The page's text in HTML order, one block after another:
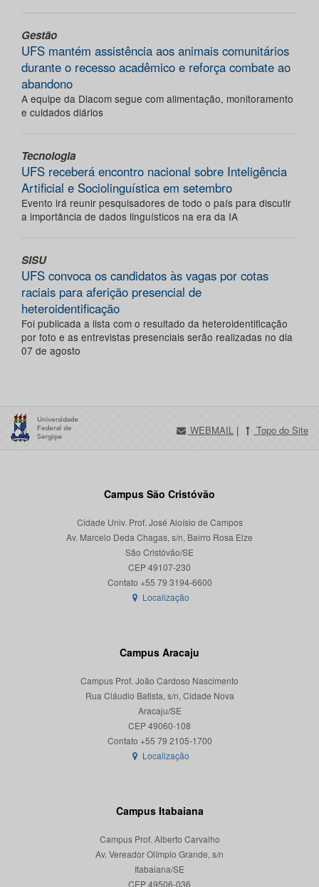
Gestão
UFS mantém assistência aos animais comunitários
durante o recesso acadêmico e reforça combate ao
abandono
A equipe da Diacom segue com alimentação, monitoramento
e cuidados diários
Tecnologia
UFS receberá encontro nacional sobre Inteligência
Artificial e Sociolinguística em setembro
Evento irá reunir pesquisadores de todo o país para discutir
a importância de dados linguísticos na era da IA
SISU
UFS convoca os candidatos às vagas por cotas
raciais para aferição presencial de
heteroidentificação
Foi publicada a lista com o resultado da heteroidentificação
por foto e as entrevistas presenciais serão realizadas no dia
07 de agosto
WEBMAIL | Topo do Site
Campus São Cristóvão
Cidade Univ. Prof. José Aloísio de Campos
Av. Marcelo Deda Chagas, s/n, Bairro Rosa Elze
São Cristóvão/SE
CEP 49107-230
Localização
Campus Aracaju
Campus Prof. João Cardoso Nascimento
Rua Cláudio Batista, s/n, Cidade Nova
Aracaju/SE
CEP 49060-108
Localização
Campus Itabaiana
Campus Prof. Alberto Carvalho
Av. Vereador Olímpio Grande, s/n
Itabaiana/SE
CEP 49506-036